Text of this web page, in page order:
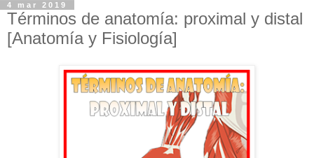
4 mar 2019
Términos de anatomía: proximal y distal
[Anatomía y Fisiología]